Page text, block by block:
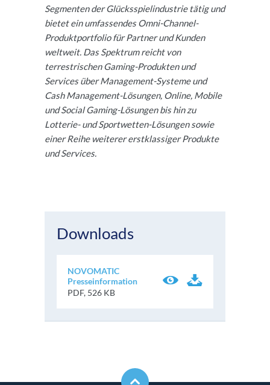
Segmenten der Glücksspielindustrie tätig und
bietet ein umfassendes Omni-Channel-
Produktportfolio für Partner und Kunden
weltweit. Das Spektrum reicht von
terrestrischen Gaming-Produkten und
Services über Management-Systeme und
Cash Management-Lösungen, Online, Mobile
und Social Gaming-Lösungen bis hin zu
Lotterie- und Sportwetten-Lösungen sowie
einer Reihe weiterer erstklassiger Produkte
und Services.
Downloads
NOVOMATIC
Presseinformation
PDF, 526 KB